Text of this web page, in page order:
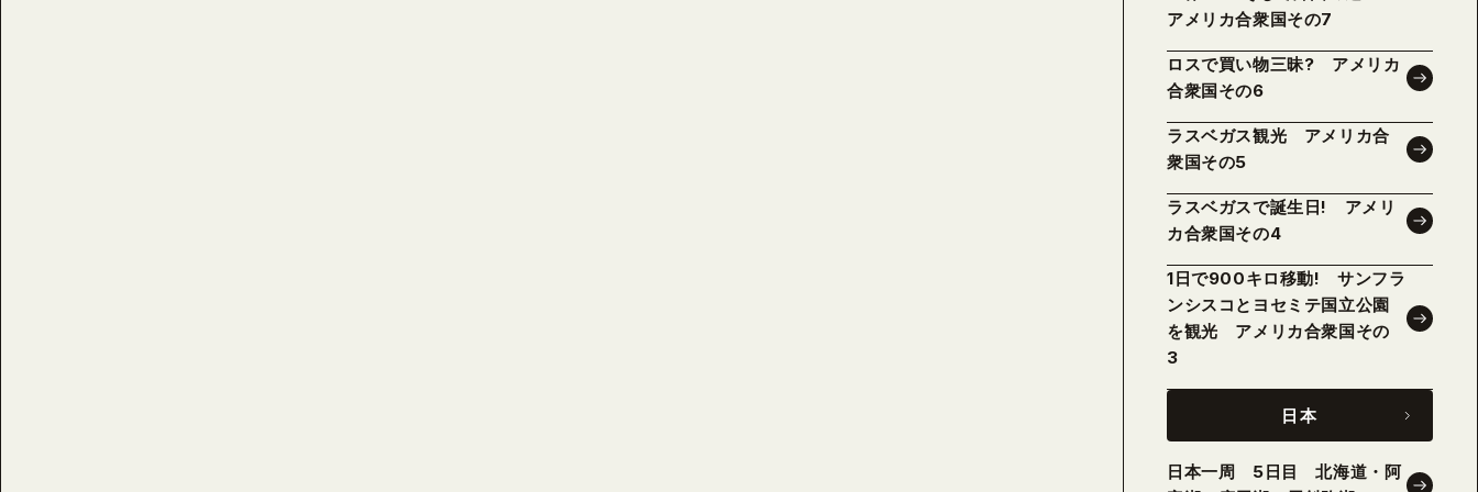
アメリカ合衆国その7
ロスで買い物三昧? アメリカ
合衆国その6
ラスベガス観光 アメリカ合
衆国その5
ラスベガスで誕生日! アメリ
カ合衆国その4
1日で900キロ移動! サンフラ
ンシスコとヨセミテ国立公園
を観光 アメリカ合衆国その
3
日本
日本一周 5日目 北海道・阿